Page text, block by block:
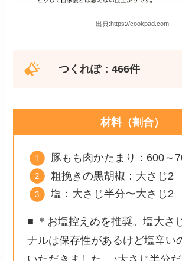
出典:https://cookpad.com
つくれぽ： 466件
材料（割合）
豚もも肉かたまり：600～
粗挽きの黒胡椒：大さじ2
塩：大さじ半分〜大さじ2
■ ＊お塩控えめを推奨。塩大さ
ナルは保存性があるけど塩辛い